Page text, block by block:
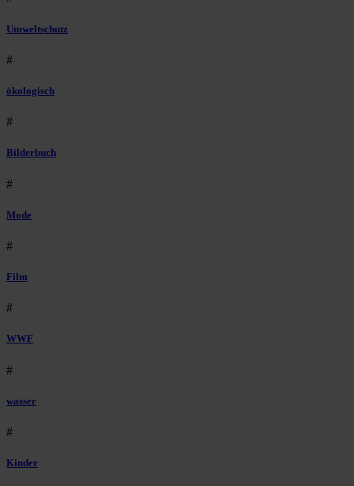
Umweltschutz
#
ökologisch
#
Bilderbuch
#
Mode
#
Film
#
WWF
#
wasser
#
Kinder